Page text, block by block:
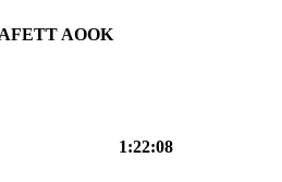
AOOK
1:22:08